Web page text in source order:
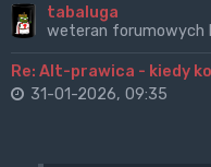
tabaluga
weteran forumowych
Re: Alt-prawica - kiedy
31-01-2026, 09:35